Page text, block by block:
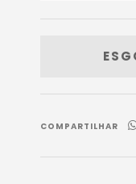
COMPARTILHAR